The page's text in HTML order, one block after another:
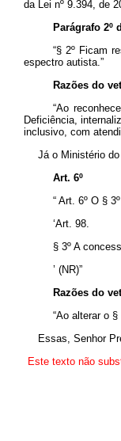
da Lei nº 9.394, de
Parágrafo 2º
“§ 2º Ficam
espectro autista.”
Razões do
“Ao
Deficiência,
inclusivo, com
Já o Ministério
Art. 6º
“Art. 6º O §
‘Art. 98.
§ 3º A
’ (NR)”
Razões do
“Ao alterar o
Essas, Senhor
Este texto não